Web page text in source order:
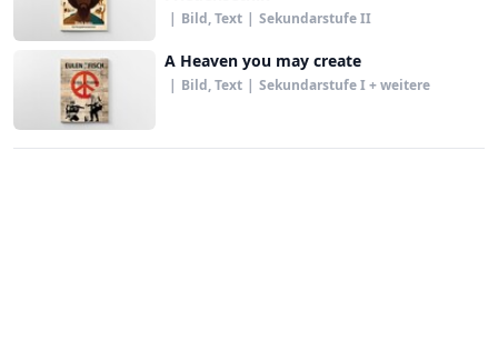
| Bild, Text | Sekundarstufe II
A Heaven you may create
| Bild, Text | Sekundarstufe I + weitere